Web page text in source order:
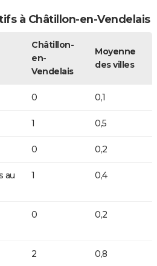
à Châtillon-en-Vendelais
Châtillon-
en-
Vendelais
Moyenne
des villes
0 0,1
1 0,5
0 0,2
au
1 0,4
0 0,2
2 0,8